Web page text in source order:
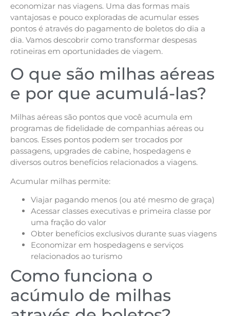
economizar nas viagens. Uma das formas mais
vantajosas e pouco exploradas de acumular esses
pontos é através do pagamento de boletos do dia a
dia. Vamos descobrir como transformar despesas
rotineiras em oportunidades de viagem.
O que são milhas aéreas
e por que acumulá-las?
Milhas aéreas são pontos que você acumula em
programas de fidelidade de companhias aéreas ou
bancos. Esses pontos podem ser trocados por
passagens, upgrades de cabine, hospedagens e
diversos outros benefícios relacionados a viagens.
Acumular milhas permite:
Viajar pagando menos (ou até mesmo de graça)
Acessar classes executivas e primeira classe por
uma fração do valor
Obter benefícios exclusivos durante suas viagens
Economizar em hospedagens e serviços
relacionados ao turismo
Como funciona o
acúmulo de milhas